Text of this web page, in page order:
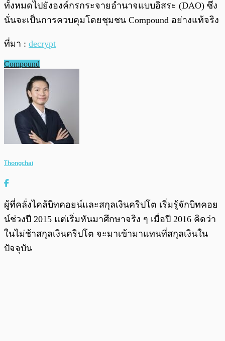
ทั้งหมดไปยังองค์กรกระจายอำนาจแบบอิสระ (DAO) ซึ่ง
นั่นจะเป็นการควบคุมโดยชุมชน Compound อย่างแท้จริง
ที่มา : decrypt
Compound
Thongchai
ผู้ที่คลั่งไคล้บิทคอยน์และสกุลเงินคริปโต เริ่มรู้จักบิทคอย
น์ช่วงปี 2015 แต่เริ่มหันมาศึกษาจริง ๆ เมื่อปี 2016 คิดว่า
ในไม่ช้าสกุลเงินคริปโต จะมาเข้ามาแทนที่สกุลเงินใน
ปัจจุบัน